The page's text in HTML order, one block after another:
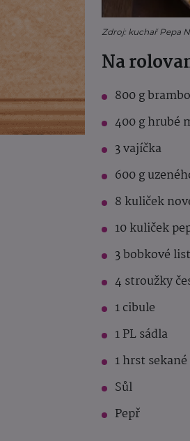
Zdroj: kuchař Pepa
Na
800 g
400 g hrubé
3 vajíčka
600 g
8 kuliček
10 kuliček
3 bobkové
4 stroužky
1 cibule
1 PL sádla
1 hrst
Sůl
Pepř